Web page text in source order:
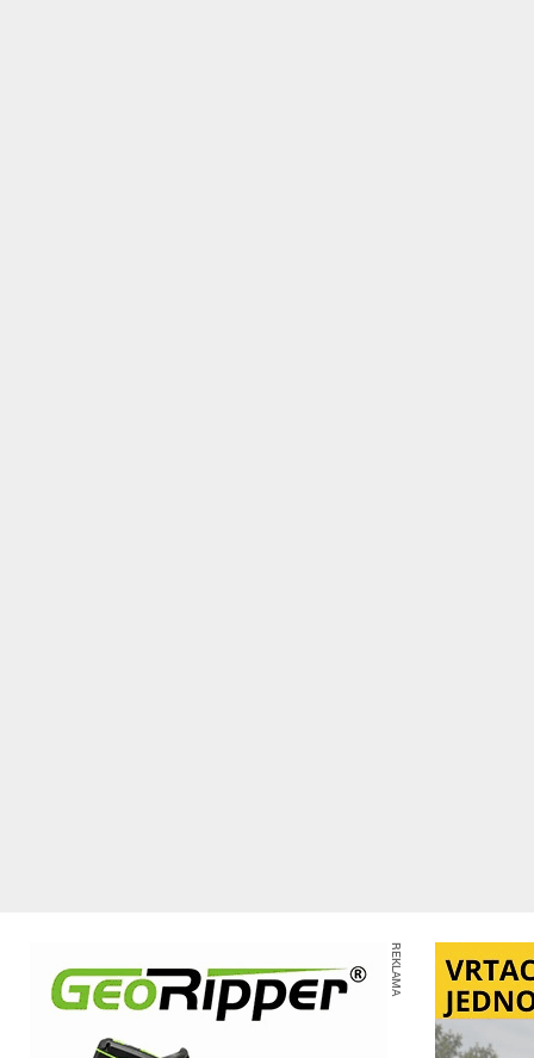
REKLAMA